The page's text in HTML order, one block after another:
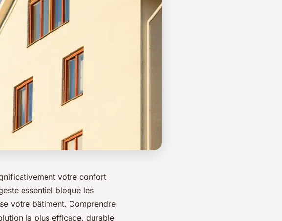
votre confort
essentiel bloque les
votre bâtiment. Comprendre
la plus efficace, durable